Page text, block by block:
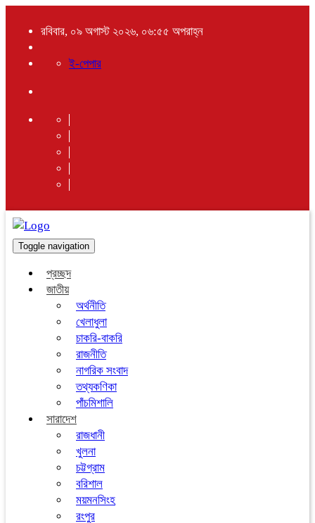
রবিবার, ০৯ অগাস্ট ২০২৬, ০৬:৫৫ অপরাহ্ন
ই-পেপার
Toggle navigation
প্রচ্ছদ
জাতীয়
অর্থনীতি
খেলাধুলা
চাকরি-বাকরি
রাজনীতি
নাগরিক সংবাদ
তথ্যকণিকা
পাঁচমিশালি
সারাদেশ
রাজধানী
খুলনা
চট্টগ্রাম
বরিশাল
ময়মনসিংহ
রংপুর